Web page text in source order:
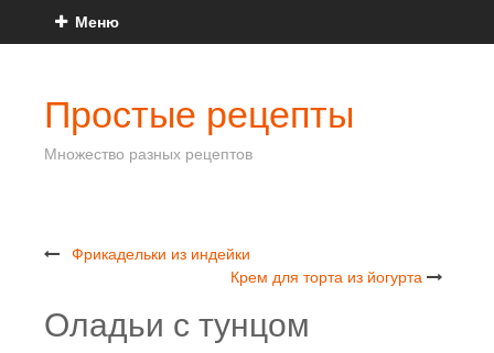
Меню
Простые рецепты
Множество разных рецептов
Фрикадельки из индейки
Крем для торта из йогурта
Оладьи с тунцом